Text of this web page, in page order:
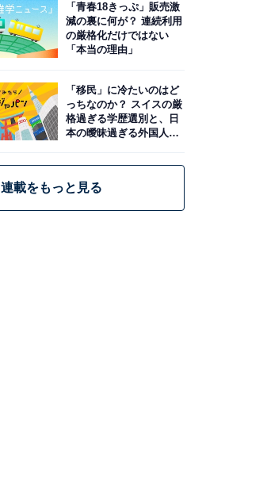
「青春18きっぷ」販売激
減の裏に何が？ 連続利用
の厳格化だけではない
「本当の理由」
「移民」に冷たいのはど
っちなのか？ スイスの厳
格過ぎる学歴選別と、日
本の曖昧過ぎる外国人政
連載をもっと見る